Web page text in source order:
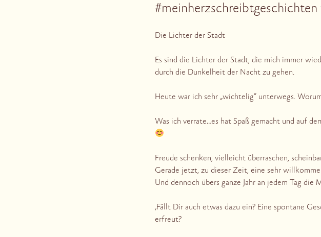
Die Lichter der Stadt
Es sind die Lichter der Stadt, die mich immer
durch die Dunkelheit der Nacht zu gehen.
Heute war ich sehr „wichtelig“ unterwegs.
Was ich verrate…es hat Spaß gemacht und auf
Freude schenken, vielleicht überraschen,
Gerade jetzt, zu dieser Zeit, eine sehr
Und dennoch übers ganze Jahr an jedem Tag die
‚Fällt Dir auch etwas dazu ein? Eine spontane
erfreut?